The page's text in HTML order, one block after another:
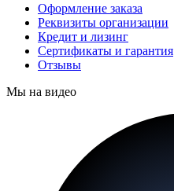
Оформление заказа
Реквизиты организации
Кредит и лизинг
Сертификаты и гарантия
Отзывы
Мы на видео